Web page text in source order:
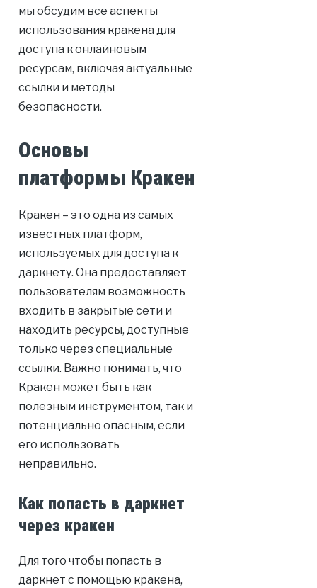
мы обсудим все аспекты
использования кракена для
доступа к онлайновым
ресурсам, включая актуальные
ссылки и методы
безопасности.
Основы
платформы Кракен
Кракен – это одна из самых
известных платформ,
используемых для доступа к
даркнету. Она предоставляет
пользователям возможность
входить в закрытые сети и
находить ресурсы, доступные
только через специальные
ссылки. Важно понимать, что
Кракен может быть как
полезным инструментом, так и
потенциально опасным, если
его использовать
неправильно.
Как попасть в даркнет
через кракен
Для того чтобы попасть в
даркнет с помощью кракена,